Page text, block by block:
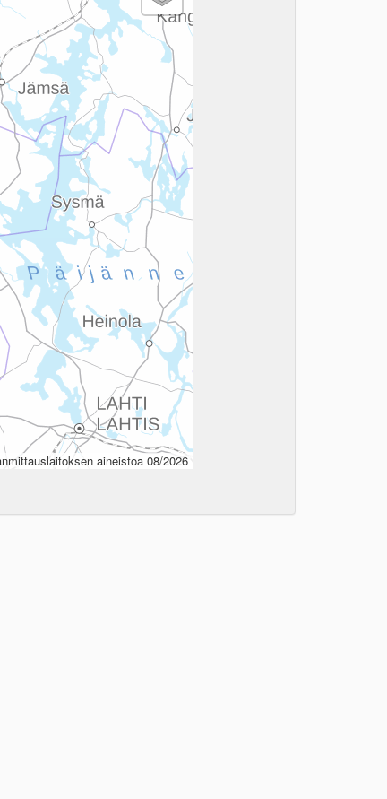
aineistoa 08/2026